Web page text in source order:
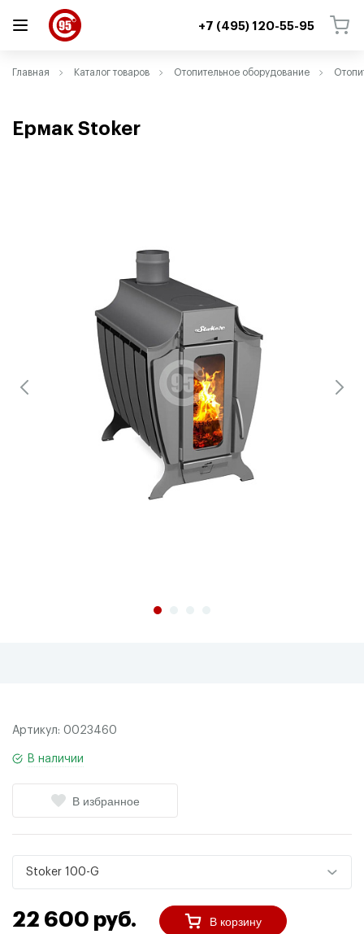
+7 (495) 120-55-95
Главная Каталог товаров Отопительное оборудование
Ермак Stoker
Артикул: 0023460
В наличии
В избранное
Stoker 100-G
22 600 руб. В корзину
ВЕРНУТЬСЯ
ВЕРНУТЬСЯ